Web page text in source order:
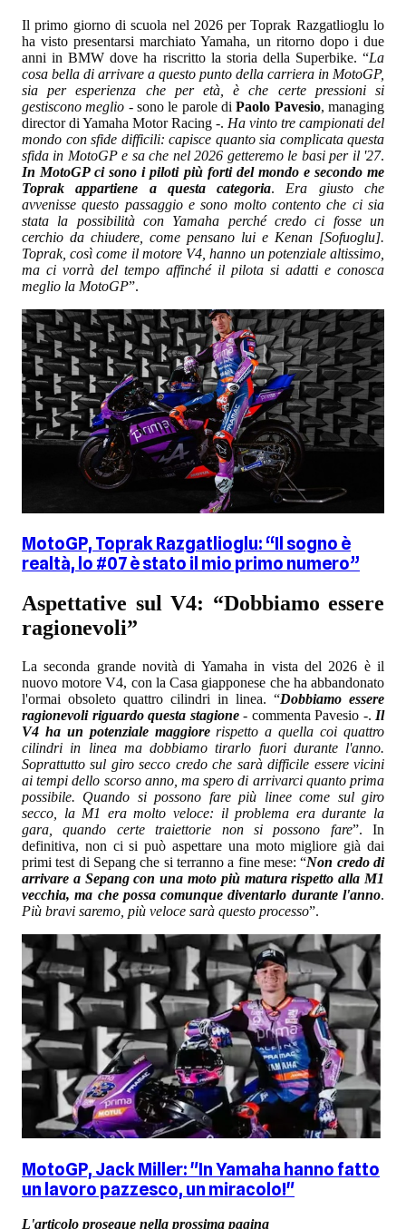
Il primo giorno di scuola nel 2026 per Toprak Razgatlioglu lo
ha visto presentarsi marchiato Yamaha, un ritorno dopo i due
anni in BMW dove ha riscritto la storia della Superbike. “La
cosa bella di arrivare a questo punto della carriera in MotoGP,
sia per esperienza che per età, è che certe pressioni si
gestiscono meglio - sono le parole diPaolo Pavesio, managing
director di Yamaha Motor Racing -. Ha vinto tre campionati del
mondo con sfide difficili: capisce quanto sia complicata questa
sfida in MotoGP e sa che nel 2026 getteremo le basi per il '27.
In MotoGP ci sono i piloti più forti del mondo e secondo me
Toprak appartiene a questa categoria. Era giusto che
avvenisse questo passaggio e sono molto contento che ci sia
stata la possibilità con Yamaha perché credo ci fosse un
cerchio da chiudere, come pensano lui e Kenan [Sofuoglu].
Toprak, così come il motore V4, hanno un potenziale altissimo,
ma ci vorrà del tempo affinché il pilota si adatti e conosca
meglio la MotoGP”.
MotoGP, Toprak Razgatlioglu: “Il sogno è
realtà, lo #07 è stato il mio primo numero”
Aspettative sul V4: “Dobbiamo essere
ragionevoli”
La seconda grande novità di Yamaha in vista del 2026 è il
nuovo motore V4, con la Casa giapponese che ha abbandonato
l'ormai obsoleto quattro cilindri in linea. “Dobbiamo essere
ragionevoli riguardo questa stagione- commenta Pavesio -. Il
V4 ha un potenziale maggiore rispetto a quella coi quattro
cilindri in linea ma dobbiamo tirarlo fuori durante l'anno.
Soprattutto sul giro secco credo che sarà difficile essere vicini
ai tempi dello scorso anno, ma spero di arrivarci quanto prima
possibile. Quando si possono fare più linee come sul giro
secco, la M1 era molto veloce: il problema era durante la
gara, quando certe traiettorie non si possono fare”. In
definitiva, non ci si può aspettare una moto migliore già dai
primi test di Sepang che si terranno a fine mese: “Non credo di
arrivare a Sepang con una moto più matura rispetto alla M1
vecchia, ma che possa comunque diventarlo durante l'anno.
Più bravi saremo, più veloce sarà questo processo”.
MotoGP, Jack Miller: "In Yamaha hanno fatto
un lavoro pazzesco, un miracolo!"
L'articolo prosegue nella prossima pagina